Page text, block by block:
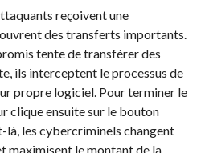
reçoivent une
des transferts importants.
tente de transférer des
ils interceptent le processus de
propre logiciel. Pour terminer le
clique ensuite sur le bouton
là, les cybercriminels changent
maximisent le montant de la